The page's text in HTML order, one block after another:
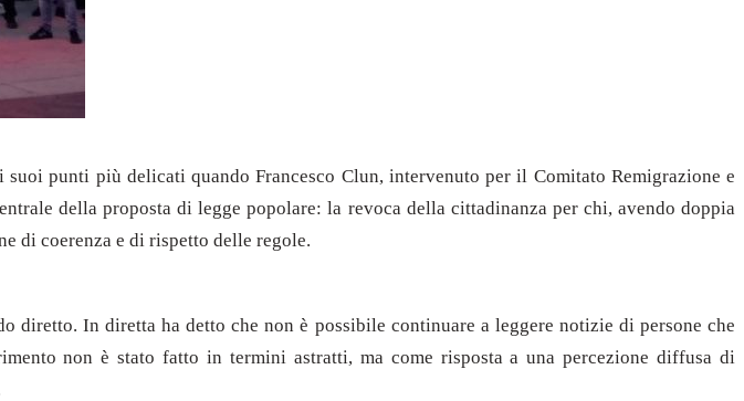
punti più delicati quando Francesco Clun, intervenuto per il Comitato Remigrazione e
della proposta di legge popolare: la revoca della cittadinanza per chi, avendo doppia
di coerenza e di rispetto delle regole.
diretto. In diretta ha detto che non è possibile continuare a leggere notizie di persone che
non è stato fatto in termini astratti, ma come risposta a una percezione diffusa di